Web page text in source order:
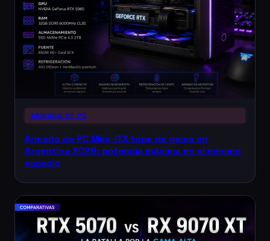
ARMADO DE PC
Armado de PC Mini-ITX tope de gama en
Argentina 2026: potencia máxima en el mínimo
espacio